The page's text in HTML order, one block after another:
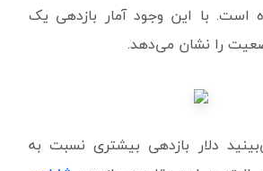
شده است. با این وجود آمار بازدهی یک
را نشان می‌دهد.
دلار بازدهی بیشتری نسبت به